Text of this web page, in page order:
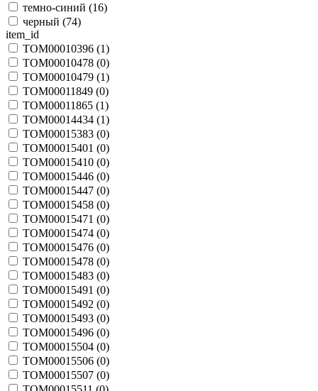
темно-синий (16)
черный (74)
item_id
TOM00010396 (1)
TOM00010478 (0)
TOM00010479 (1)
TOM00011849 (0)
TOM00011865 (1)
TOM00014434 (1)
TOM00015383 (0)
TOM00015401 (0)
TOM00015410 (0)
TOM00015446 (0)
TOM00015447 (0)
TOM00015458 (0)
TOM00015471 (0)
TOM00015474 (0)
TOM00015476 (0)
TOM00015478 (0)
TOM00015483 (0)
TOM00015491 (0)
TOM00015492 (0)
TOM00015493 (0)
TOM00015496 (0)
TOM00015504 (0)
TOM00015506 (0)
TOM00015507 (0)